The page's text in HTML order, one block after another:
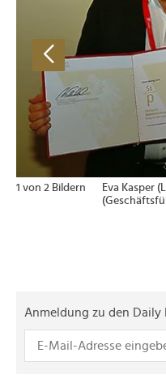
1 von 2 Bildern
Eva Kasper
Anmeldung zu den Daily